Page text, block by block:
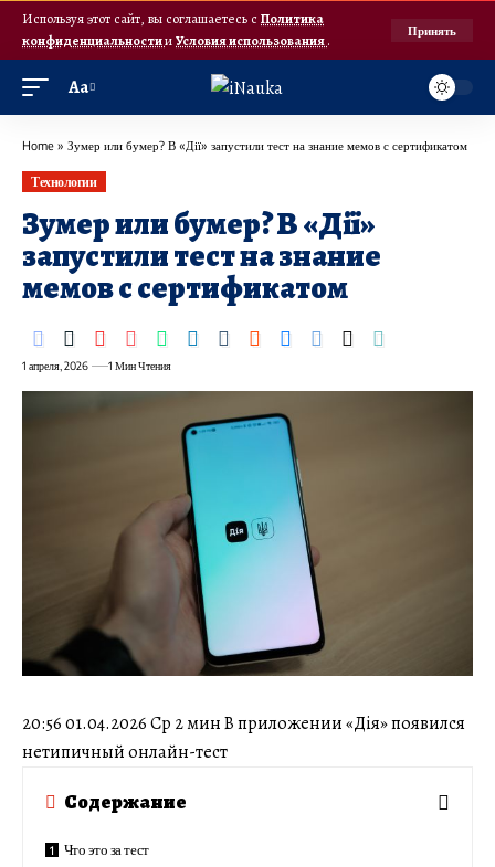
Используя этот сайт, вы соглашаетесь с Политика
конфиденциальностииУсловия использования.
Принять
Аа
Home » Зумер или бумер? В «Дії» запустили тест на знание мемов с сертификатом
Технологии
Зумер или бумер? В «Дії»
запустили тест на знание
мемов с сертификатом
1 апреля, 2026 1 Мин Чтения
20:56 01.04.2026 Ср 2 мин В приложении «Дія» появился
нетипичный онлайн-тест
Содержание
Что это за тест